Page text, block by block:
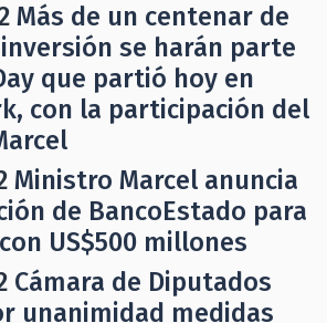
Más de un centenar de
se harán parte
que partió hoy en
con la participación del
Ministro Marcel anuncia
de BancoEstado para
US$500 millones
Cámara de Diputados
unanimidad medidas